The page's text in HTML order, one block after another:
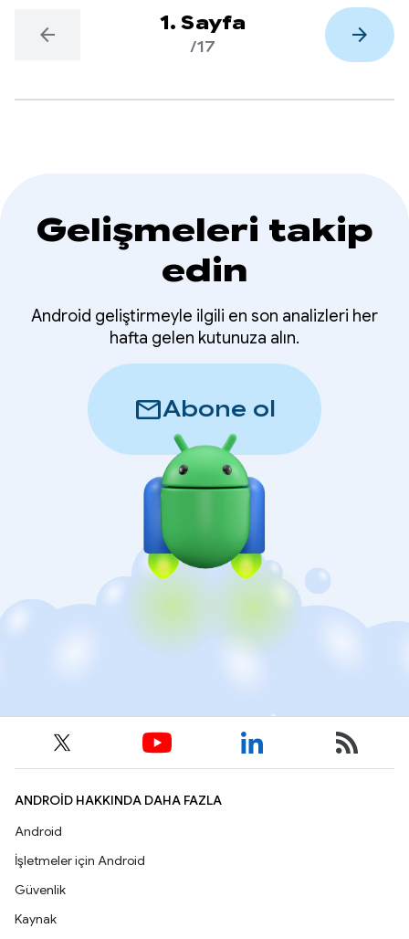
arrow_back 1. Sayfa
/17 arrow_forward
Gelişmeleri takip
edin
Android geliştirmeyle ilgili en son analizleri her
hafta gelen kutunuza alın.
mailAbone ol
ANDROID HAKKINDA DAHA FAZLA
Android
İşletmeler için Android
Güvenlik
Kaynak